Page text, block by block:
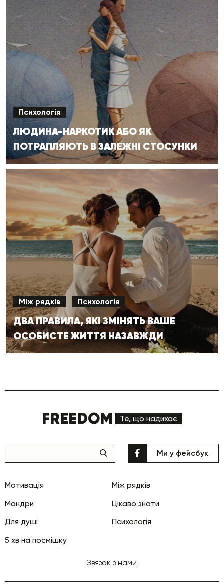
Психологія
ЛЮДИНА-НАРКОТИК АБО ЯК
ПОТРАПЛЯЮТЬ В ЗАЛЕЖНІ СТОСУНКИ
Між рядків Психологія
ДВА ПРАВИЛА, ЯКІ ЗМІНЯТЬ ВАШЕ
ОСОБИСТЕ ЖИТТЯ НАЗАВЖДИ
FREEDOM Те, що надихає
Мотивація
Між рядків
Мандри
Цікаво знати
Для душі
Психологія
5 хв на посмішку
Ми у фейсбук
Звязок з нами